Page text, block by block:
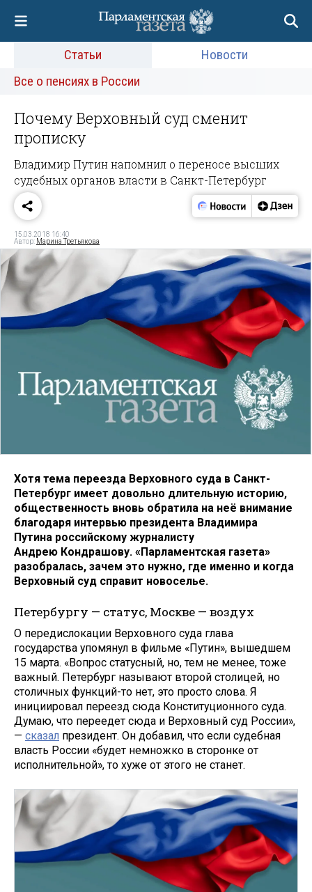
Статьи
Новости
Все о пенсиях в России
Почему Верховный суд сменит
прописку
Владимир Путин напомнил о переносе высших
судебных органов власти в Санкт-Петербург
15.03.2018 16:40
Автор: Марина Третьякова
Хотя тема переезда Верховного суда в Санкт-
Петербург имеет довольно длительную историю,
общественность вновь обратила на неё внимание
благодаря интервью президента Владимира
Путина российскому журналисту
Андрею Кондрашову. «Парламентская газета»
разобралась, зачем это нужно, где именно и когда
Верховный суд справит новоселье.
Петербургу — статус, Москве — воздух
О передислокации Верховного суда глава
государства упомянул в фильме «Путин», вышедшем
15 марта. «Вопрос статусный, но, тем не менее, тоже
важный. Петербург называют второй столицей, но
столичных функций-то нет, это просто слова. Я
инициировал переезд сюда Конституционного суда.
Думаю, что переедет сюда и Верховный суд России»,
— сказал президент. Он добавил, что если судебная
власть России «будет немножко в сторонке от
исполнительной», то хуже от этого не станет.